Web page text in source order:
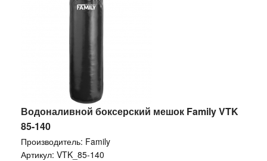
Водоналивной боксерский мешок Family VTK
85-140
Производитель: Family
Артикул: VTK_85-140